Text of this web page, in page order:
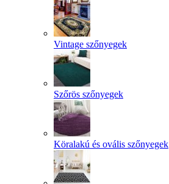
Vintage szőnyegek
Szőrös szőnyegek
Köralakú és ovális szőnyegek